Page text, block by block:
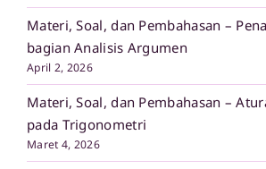
Materi, Soal, dan Pembahasan –
bagian Analisis Argumen
April 2, 2026
Materi, Soal, dan Pembahasan –
pada Trigonometri
Maret 4, 2026